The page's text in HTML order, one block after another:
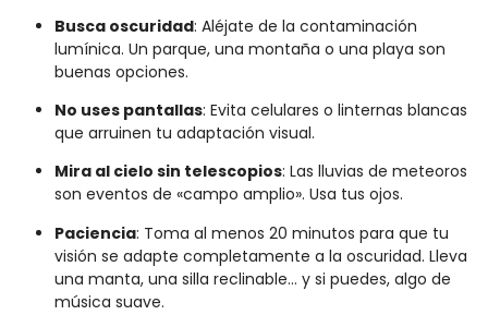
Busca oscuridad: Aléjate de la contaminación
lumínica. Un parque, una montaña o una playa son
buenas opciones.
No uses pantallas: Evita celulares o linternas blancas
que arruinen tu adaptación visual.
Mira al cielo sin telescopios: Las lluvias de meteoros
son eventos de «campo amplio». Usa tus ojos.
Paciencia: Toma al menos 20 minutos para que tu
visión se adapte completamente a la oscuridad. Lleva
una manta, una silla reclinable… y si puedes, algo de
música suave.